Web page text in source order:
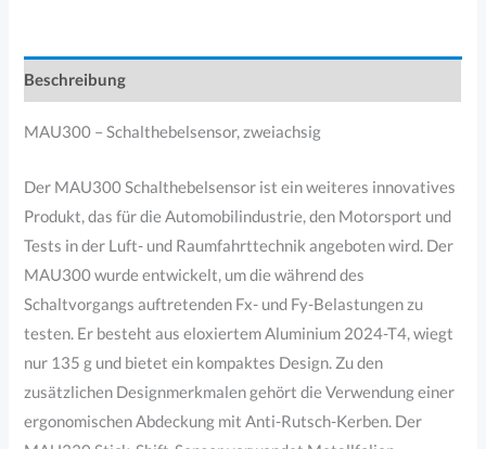
Beschreibung
MAU300 – Schalthebelsensor, zweiachsig
Der MAU300 Schalthebelsensor ist ein weiteres innovatives
Produkt, das für die Automobilindustrie, den Motorsport und
Tests in der Luft- und Raumfahrttechnik angeboten wird. Der
MAU300 wurde entwickelt, um die während des
Schaltvorgangs auftretenden Fx- und Fy-Belastungen zu
testen. Er besteht aus eloxiertem Aluminium 2024-T4, wiegt
nur 135 g und bietet ein kompaktes Design. Zu den
zusätzlichen Designmerkmalen gehört die Verwendung einer
ergonomischen Abdeckung mit Anti-Rutsch-Kerben. Der